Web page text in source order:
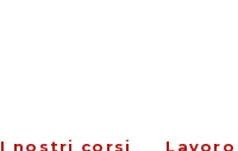
I nostri corsi Lavoro